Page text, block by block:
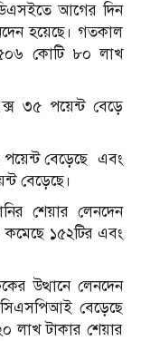
আগের দিন
হয়েছে। গতকাল
কোটি ৮০ লাখ
৩৫ পয়েন্ট বেড়ে
বেড়েছে এবং
বেড়েছে।
শেয়ার লেনদেন
১৫২টির এবং
উত্থানে লেনদেন
বেড়েছে
লাখ টাকার শেয়ার